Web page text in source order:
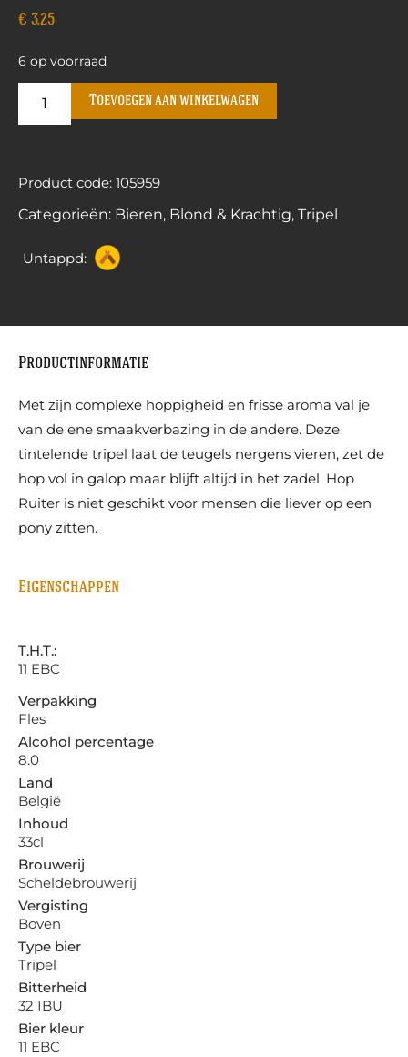
€ 3,25
6 op voorraad
Toevoegen aan winkelwagen
Product code: 105959
Categorieën: Bieren, Blond & Krachtig, Tripel
Untappd:
Productinformatie
Met zijn complexe hoppigheid en frisse aroma val je
van de ene smaakverbazing in de andere. Deze
tintelende tripel laat de teugels nergens vieren, zet de
hop vol in galop maar blijft altijd in het zadel. Hop
Ruiter is niet geschikt voor mensen die liever op een
pony zitten.
Eigenschappen
T.H.T.:
11 EBC
Verpakking
Fles
Alcohol percentage
8.0
Land
België
Inhoud
33cl
Brouwerij
Scheldebrouwerij
Vergisting
Boven
Type bier
Tripel
Bitterheid
32 IBU
Bier kleur
11 EBC